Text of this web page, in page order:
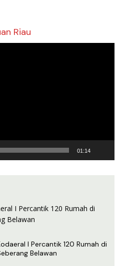
Riau
01:14
I Percantik 120 Rumah di
Belawan